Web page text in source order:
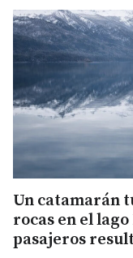
Un catamarán
rocas en el
pasajeros